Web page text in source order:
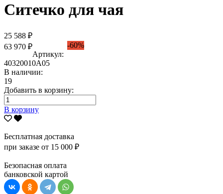
Ситечко для чая
25 588 ₽
63 970 ₽
-60%
Артикул:
40320010А05
В наличии:
19
Добавить в корзину:
В корзину
Бесплатная доставка
при заказе от 15 000 ₽
Безопасная оплата
банковской картой